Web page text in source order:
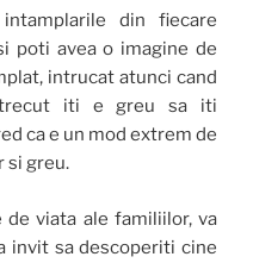
din fiecare
poti avea o imagine de
intrucat atunci cand
iti e greu sa iti
ca e un mod extrem de
si greu.
de viata ale familiilor, va
invit sa descoperiti cine